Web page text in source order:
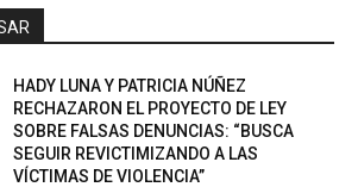
HADY LUNA Y PATRICIA NÚÑEZ
RECHAZARON EL PROYECTO DE LEY
SOBRE FALSAS DENUNCIAS: “BUSCA
SEGUIR REVICTIMIZANDO A LAS
VÍCTIMAS DE VIOLENCIA”